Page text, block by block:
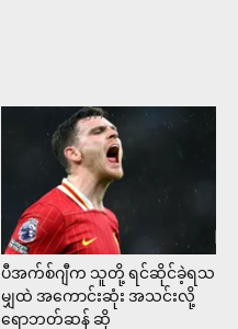
ပီအက်စ်ဂျီက သူတို့ ရင်ဆိုင်ခဲ့ရသ
မျှထဲ အကောင်းဆုံး အသင်းလို့
ရောဘတ်ဆန် ဆို